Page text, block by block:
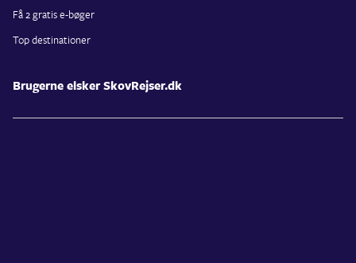
Få 2 gratis e-bøger
Top destinationer
Brugerne elsker SkovRejser.dk